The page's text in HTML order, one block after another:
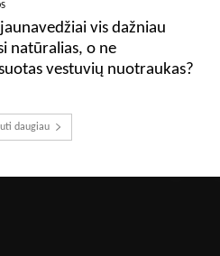
vis dažniau
natūralias, o ne
vestuvių nuotraukas?
daugiau